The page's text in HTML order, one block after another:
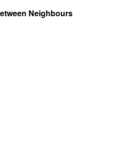
Neighbours